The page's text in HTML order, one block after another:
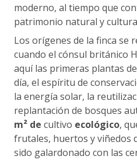
moderno, al tiempo que
patrimonio natural y
Los orígenes de la finca se
cuando el cónsul británico
aquí las primeras plantas
día, el espíritu de
la energía solar, la
replantación de bosques
m² de cultivo ecológico,
frutales, huertos y viñedos
sido galardonado con las